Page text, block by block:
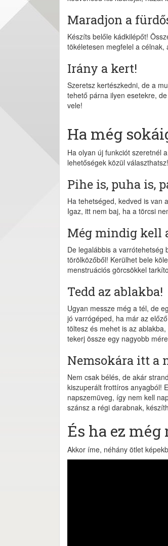
Maradjon a
Készíts belőle kádkilépőt!
tökéletesen megfelel a
Irány a kert!
Szeretsz kertészkedni, de a
tehető párna ilyen esetekre,
vele!
Ha még
Ha olyan új funkciót szeretnél
lehetőségek közül választhatsz!
Pihe is, puha is,
Ha tehetséged, kedved is van
Igaz, itt nem baj, ha a törcsi
Még mindig kell
De legalábbis a varrótehetség
törölközőből! Kerülhet bele
menstruációs görcsökkel
Tedd az ablakba!
Ugyan messze még a tél, de
jó varrógéped, ha már az
töltesz és mehet is az
tekerj össze egy nagyobb
Nemsokára itt a
Nem csak bélés, de akár
kiszuperált frottíros anyagból!
napszemüveg, így nem kell
szánsz a régi darabnak,
És ha ez
Akkor íme, néhány ötlet